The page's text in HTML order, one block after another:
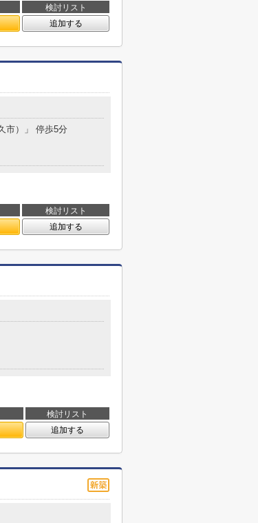
検討リスト
追加する
市）」 停歩5分
検討リスト
追加する
検討リスト
追加する